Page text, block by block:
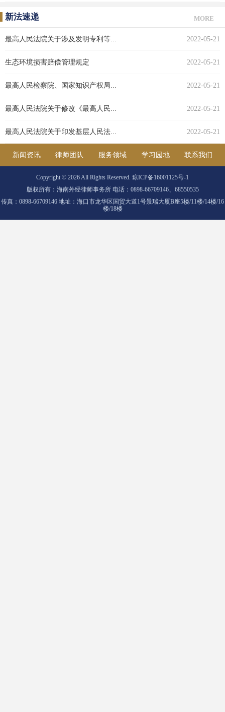
新法速递 MORE
最高人民法院关于涉及发明专利等... 2022-05-21
生态环境损害赔偿管理规定 2022-05-21
最高人民检察院、国家知识产权局... 2022-05-21
最高人民法院关于修改《最高人民... 2022-05-21
最高人民法院关于印发基层人民法... 2022-05-21
新闻资讯 律师团队 服务领域 学习园地 联系我们
Copyright © 2026 All Rights Reserved. 琼ICP备16001125号-1
版权所有：海南外经律师事务所 电话：0898-66709146、68550535
传真：0898-66709146 地址：海口市龙华区国贸大道1号景瑞大厦B座5楼/11楼/14楼/16
楼/18楼